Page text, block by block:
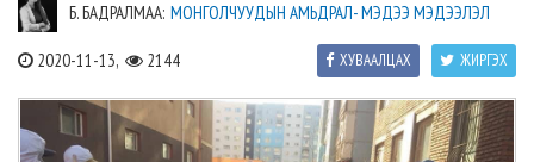
Б. БАДРАЛМАА: МОНГОЛЧУУДЫН АМЬДРАЛ- МЭДЭЭ МЭДЭЭЛЭЛ
2020-11-13, 2144 ЖИРГЭХ
ХУВААЛЦАХ